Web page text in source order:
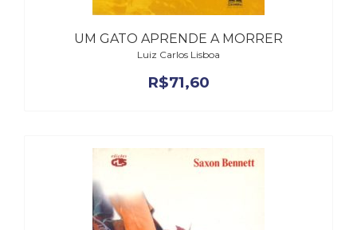
UM GATO APRENDE A MORRER
Luiz Carlos Lisboa
R$71,60